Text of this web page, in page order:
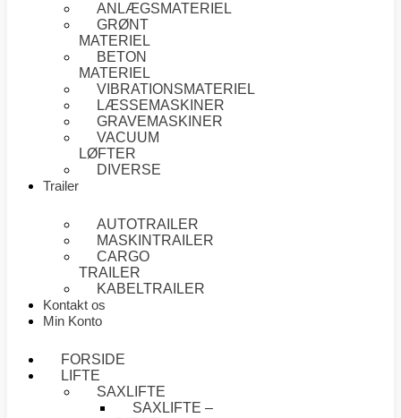
ANLÆGSMATERIEL
GRØNT
MATERIEL
BETON
MATERIEL
VIBRATIONSMATERIEL
LÆSSEMASKINER
GRAVEMASKINER
VACUUM
LØFTER
DIVERSE
Trailer
AUTOTRAILER
MASKINTRAILER
CARGO
TRAILER
KABELTRAILER
Kontakt os
Min Konto
FORSIDE
LIFTE
SAXLIFTE
SAXLIFTE –